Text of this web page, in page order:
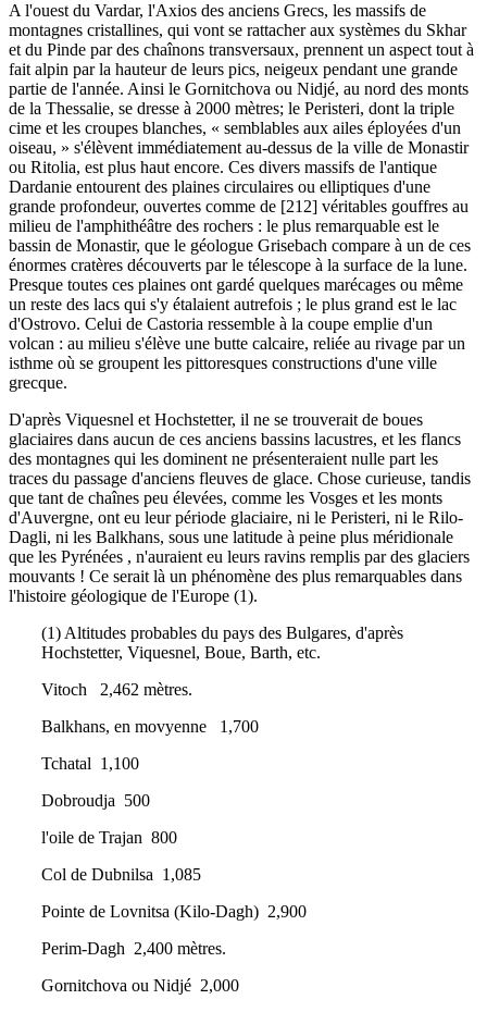
A l'ouest du Vardar, l'Axios des anciens Grecs, les massifs de
montagnes cristallines, qui vont se rattacher aux systèmes du Skhar
et du Pinde par des chaînons transversaux, prennent un aspect tout à
fait alpin par la hauteur de leurs pics, neigeux pendant une grande
partie de l'année. Ainsi le Gornitchova ou Nidjé, au nord des monts
de la Thessalie, se dresse à 2000 mètres; le Peristeri, dont la triple
cime et les croupes blanches, « semblables aux ailes éployées d'un
oiseau, » s'élèvent immédiatement au-dessus de la ville de Monastir
ou Ritolia, est plus haut encore. Ces divers massifs de l'antique
Dardanie entourent des plaines circulaires ou elliptiques d'une
grande profondeur, ouvertes comme de [212] véritables gouffres au
milieu de l'amphithéâtre des rochers : le plus remarquable est le
bassin de Monastir, que le géologue Grisebach compare à un de ces
énormes cratères découverts par le télescope à la surface de la lune.
Presque toutes ces plaines ont gardé quelques marécages ou même
un reste des lacs qui s'y étalaient autrefois ; le plus grand est le lac
d'Ostrovo. Celui de Castoria ressemble à la coupe emplie d'un
volcan : au milieu s'élève une butte calcaire, reliée au rivage par un
isthme où se groupent les pittoresques constructions d'une ville
grecque.
D'après Viquesnel et Hochstetter, il ne se trouverait de boues
glaciaires dans aucun de ces anciens bassins lacustres, et les flancs
des montagnes qui les dominent ne présenteraient nulle part les
traces du passage d'anciens fleuves de glace. Chose curieuse, tandis
que tant de chaînes peu élevées, comme les Vosges et les monts
d'Auvergne, ont eu leur période glaciaire, ni le Peristeri, ni le Rilo-
Dagli, ni les Balkhans, sous une latitude à peine plus méridionale
que les Pyrénées , n'auraient eu leurs ravins remplis par des glaciers
mouvants ! Ce serait là un phénomène des plus remarquables dans
l'histoire géologique de l'Europe (1).
(1) Altitudes probables du pays des Bulgares, d'après
Hochstetter, Viquesnel, Boue, Barth, etc.
Vitoch 2,462 mètres.
Balkhans, en movyenne 1,700
Tchatal 1,100
Dobroudja 500
l'oile de Trajan 800
Col de Dubnilsa 1,085
Pointe de Lovnitsa (Kilo-Dagh) 2,900
Perim-Dagh 2,400 mètres.
Gornitchova ou Nidjé 2,000